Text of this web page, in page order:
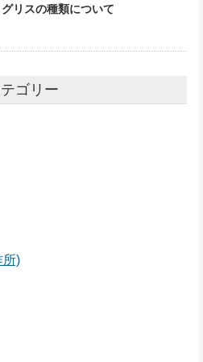
リスの種類について
ゴリー
所)